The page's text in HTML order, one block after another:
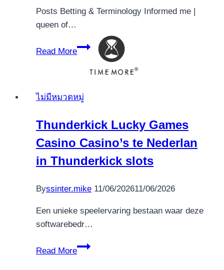
Posts Betting & Terminology Informed me |
queen of…
Read More
Top
Gambling
establishment
Book
of
the
nile
pokie
spins
to
have
Decades
ไม่มีหมวดหมู่
Thunderkick Lucky Games
Casino Casino’s te Nederlan
in Thunderkick slots
Byssinter.mike 11/06/202611/06/2026
Een unieke speelervaring bestaan waar deze
softwarebedr…
Read More
Thunderkick